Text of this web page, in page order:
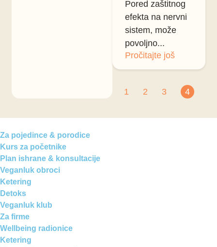
Pored zaštitnog
efekta na nervni
sistem, može
povoljno...
Pročitajte još
1 2 3 4
Za pojedince & porodice
Kurs za početnike
Plan ishrane & konsultacije
Veganluk obroci
Ketering
Detoks
Veganluk klub
Za firme
Wellbeing radionice
Ketering